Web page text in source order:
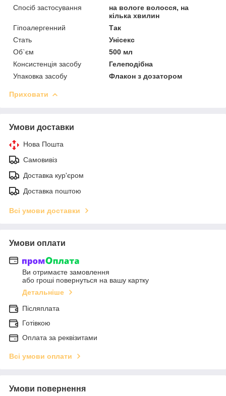
Спосіб застосування
на вологе волосся, на
кілька хвилин
Гіпоалергенний
Так
Стать
Унісекс
Об`єм
500 мл
Консистенція засобу
Гелеподібна
Упаковка засобу
Флакон з дозатором
Приховати
Умови доставки
Нова Пошта
Самовивіз
Доставка кур'єром
Доставка поштою
Всі умови доставки
Умови оплати
Ви отримаєте замовлення
або гроші повернуться на вашу картку
Детальніше
Післяплата
Готівкою
Оплата за реквізитами
Всі умови оплати
Умови повернення